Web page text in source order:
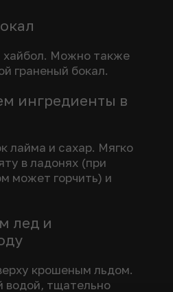
хайбол. Можно также
граненый бокал.
ингредиенты в
лайма и сахар. Мягко
в ладонях (при
может горчить) и
лед и
крошеным льдом.
водой, тщательно